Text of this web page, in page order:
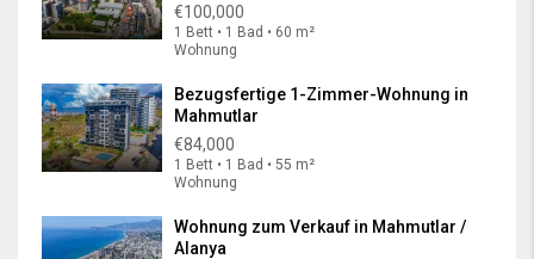
€100,000
1 Bett • 1 Bad • 60 m²
Wohnung
Bezugsfertige 1-Zimmer-Wohnung in
Mahmutlar
€84,000
1 Bett • 1 Bad • 55 m²
Wohnung
Wohnung zum Verkauf in Mahmutlar /
Alanya